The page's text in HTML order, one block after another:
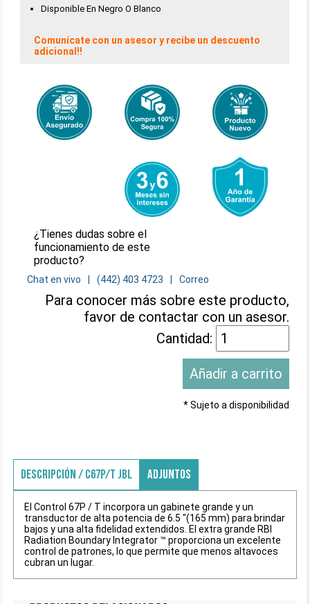
Disponible En Negro O Blanco
Comunícate con un asesor y recibe un descuento
adicional!!
¿Tienes dudas sobre el
funcionamiento de este
producto?
Chat en vivo (442) 403 4723 Correo
Para conocer más sobre este producto,
favor de contactar con un asesor.
Cantidad:
* Sujeto a disponibilidad
DESCRIPCIÓN / C67P/T JBL ADJUNTOS
El Control 67P / T incorpora un gabinete grande y un
transductor de alta potencia de 6.5 "(165 mm) para brindar
bajos y una alta fidelidad extendidos. El extra grande RBI
Radiation Boundary Integrator ™ proporciona un excelente
control de patrones, lo que permite que menos altavoces
cubran un lugar.